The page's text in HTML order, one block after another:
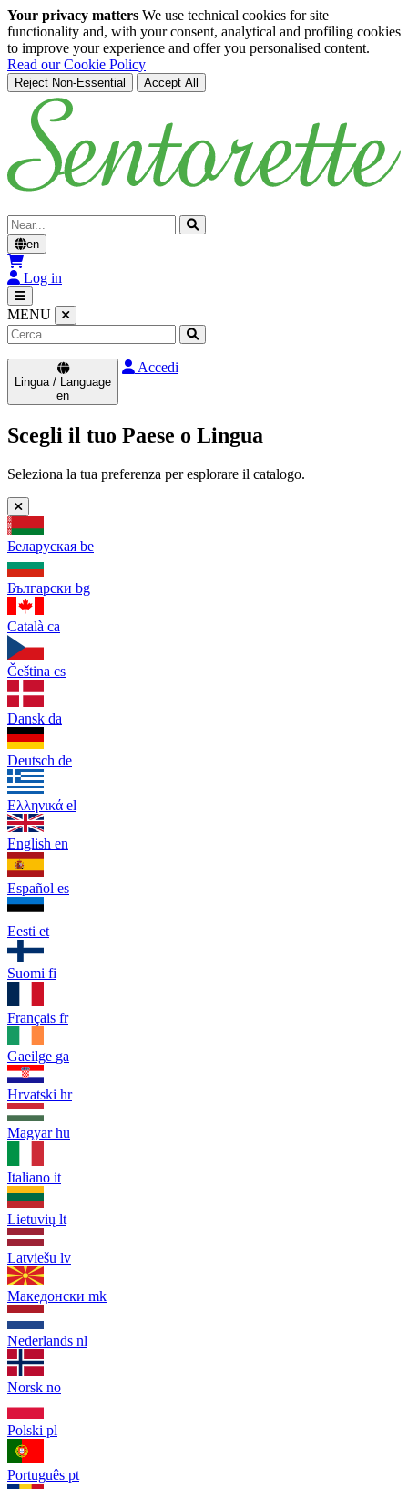
Your privacy matters We use technical cookies for site
functionality and, with your consent, analytical and profiling cookies
to improve your experience and offer you personalised content.
Read our Cookie Policy
Reject Non-Essential Accept All
Skip to main content
Cerca
en
Log in
MENU
Lingua / Language
en
Accedi
Scegli il tuo Paese o Lingua
Seleziona la tua preferenza per esplorare il catalogo.
Беларуская be
Български bg
Català ca
Čeština cs
Dansk da
Deutsch de
Ελληνικά el
English en
Español es
Eesti et
Suomi fi
Français fr
Gaeilge ga
Hrvatski hr
Magyar hu
Italiano it
Lietuvių lt
Latviešu lv
Македонски mk
Nederlands nl
Norsk no
Polski pl
Português pt